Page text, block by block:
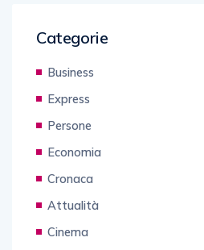
Categorie
Business
Express
Persone
Economia
Cronaca
Attualità
Cinema